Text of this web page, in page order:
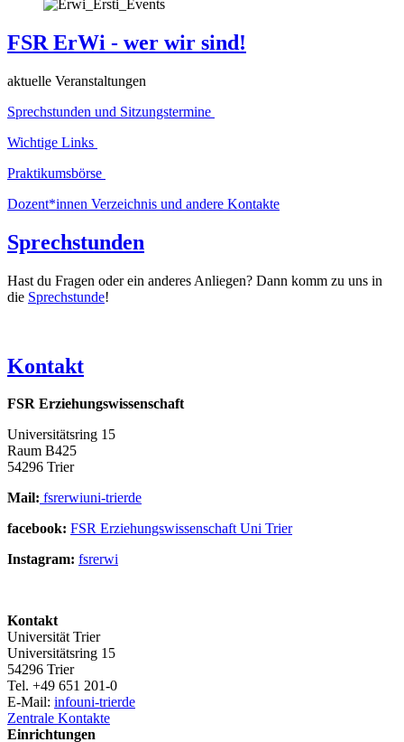
FSR ErWi - wer wir sind!
aktuelle Veranstaltungen
Sprechstunden und Sitzungstermine
Wichtige Links
Praktikumsbörse
Dozent*innen Verzeichnis und andere Kontakte
Sprechstunden
Hast du Fragen oder ein anderes Anliegen? Dann komm zu uns in
die Sprechstunde!
Kontakt
FSR Erziehungswissenschaft
Universitätsring 15
Raum B425
54296 Trier
Mail: fsrerwiuni-trierde
facebook: FSR Erziehungswissenschaft Uni Trier
Instagram: fsrerwi
Kontakt
Universität Trier
Universitätsring 15
54296 Trier
Tel. +49 651 201-0
E-Mail: infouni-trierde
Zentrale Kontakte
Einrichtungen